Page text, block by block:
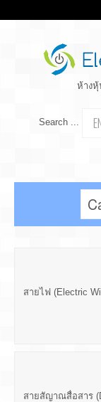
ห้าง
Search ...
สายไฟ (Electric
สายสัญาณสื่อสาร